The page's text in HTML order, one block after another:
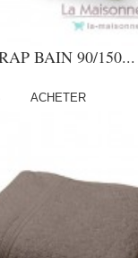
BAIN 90/150...
ACHETER